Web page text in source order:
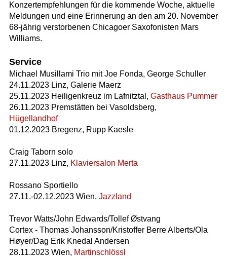
Konzertempfehlungen für die kommende Woche, aktuelle
Meldungen und eine Erinnerung an den am 20. November
68-jährig verstorbenen Chicagoer Saxofonisten Mars
Williams.
Service
Michael Musillami Trio mit Joe Fonda, George Schuller
24.11.2023 Linz, Galerie Maerz
25.11.2023 Heiligenkreuz im Lafnitztal, Gasthaus Pummer
26.11.2023 Premstätten bei Vasoldsberg,
Hügellandhof
01.12.2023 Bregenz, Rupp Kaesle
Craig Taborn solo
27.11.2023 Linz, Klaviersalon Merta
Rossano Sportiello
27.11.-02.12.2023 Wien, Jazzland
Trevor Watts/John Edwards/Tollef Østvang
Cortex - Thomas Johansson/Kristoffer Berre Alberts/Ola
Høyer/Dag Erik Knedal Andersen
28.11.2023 Wien, Martinschlössl